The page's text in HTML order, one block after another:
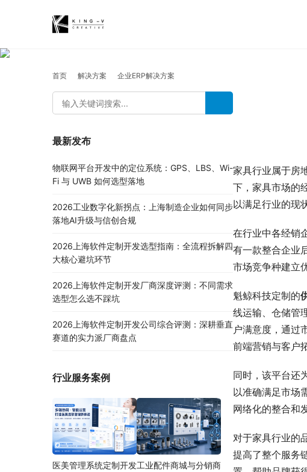
首页 解决方案 企业ERP解决方案
家具行业属于房
下，家具市场的
以满足行业的现状
在行业中各经销
有一款整合企业
市场竞争种建立
魁鲸科技定制的
线运输、仓储管
户满意度，通过
前端营销与客户
同时，该平台还
以准确满足市场
网络化的整合和
对于家具行业的
提高了整个服务
最新发布
物联网平台开发中的定位系统：GPS、LBS、Wi-
Fi 与 UWB 如何选型落地
2026工业数字化新拐点：上海制造企业如何同步
落地AI升级与信创合规
2026上海软件定制开发选型指南：全流程拆解四
大核心避坑环节
2026上海软件定制开发厂商深度评测：不同需求
选型怎么选不踩坑
2026上海软件定制开发公司综合评测：深耕垂直
赛道的实力派厂商盘点
行业服务案例
医美管理系统定制开发工业配件商城与分销商